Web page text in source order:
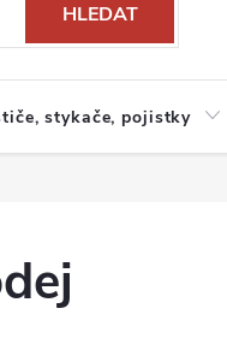
HLEDAT
stykače, pojistky